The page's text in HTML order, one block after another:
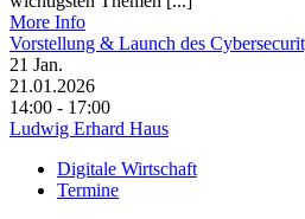
More Info
Vorstellung & Launch des
21 Jan.
21.01.2026
14:00 - 17:00
Ludwig Erhard Haus
Digitale Wirtschaft
Termine